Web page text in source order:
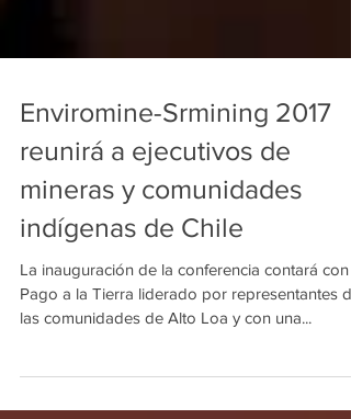
Enviromine-Srmining 2017
reunirá a ejecutivos de
mineras y comunidades
indígenas de Chile
La inauguración de la conferencia contará con
las comunidades de Alto Loa y con una...